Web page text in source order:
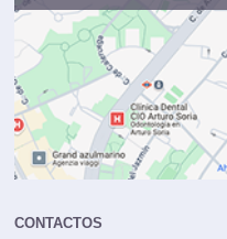
CONTACTOS